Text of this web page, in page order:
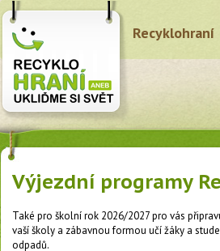
Recyklohraní
Výjezdní programy
Také pro školní rok 2026/2027 pro vás
vaší školy a zábavnou formou učí žáky a
odpadů.